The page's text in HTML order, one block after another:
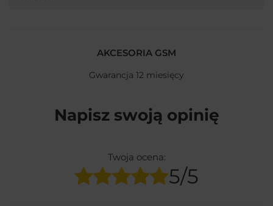
AKCESORIA GSM
Gwarancja 12 miesięcy
Napisz swoją opinię
Twoja ocena:
5/5